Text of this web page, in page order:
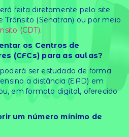
feita diretamente pelo site
Trânsito (Senatran) ou por meio
(CDT).
os Centros de
(CFCs) para as aulas?
ser estudado de forma
a distância (EAD) em
em formato digital, oferecido
um número mínimo de